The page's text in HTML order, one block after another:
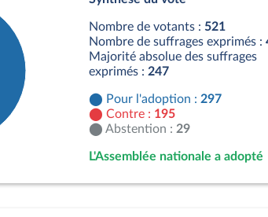
Nombre de votants : 521
Nombre de suffrages exprimés :
Majorité absolue des suffrages
exprimés : 247
Pour l'adoption : 297
Contre : 195
Abstention : 29
L'Assemblée nationale a adopté